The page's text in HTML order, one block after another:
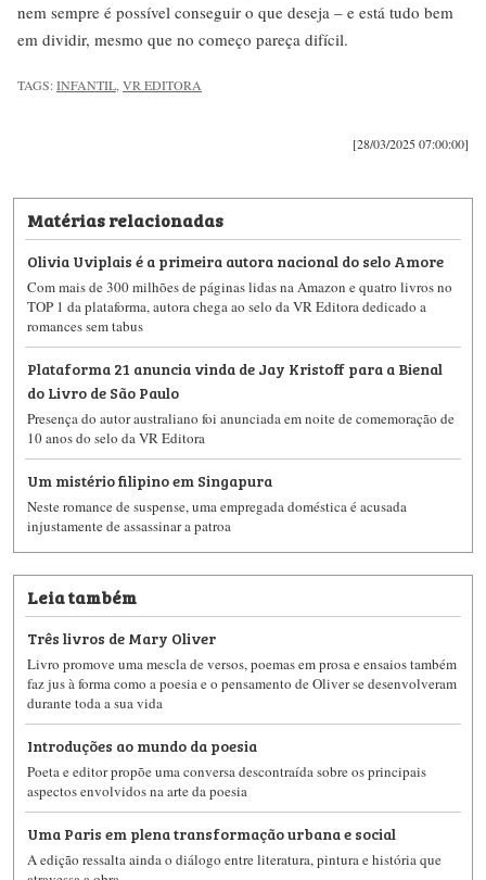
nem sempre é possível conseguir o que deseja – e está tudo bem
em dividir, mesmo que no começo pareça difícil.
TAGS:INFANTIL VR EDITORA
[28/03/2025 07:00:00]
Matérias relacionadas
Olivia Uviplais é a primeira autora nacional do selo Amore
Com mais de 300 milhões de páginas lidas na Amazon e quatro livros no
TOP 1 da plataforma, autora chega ao selo da VR Editora dedicado a
romances sem tabus
Plataforma 21 anuncia vinda de Jay Kristoff para a Bienal
do Livro de São Paulo
Presença do autor australiano foi anunciada em noite de comemoração de
10 anos do selo da VR Editora
Um mistério filipino em Singapura
Neste romance de suspense, uma empregada doméstica é acusada
injustamente de assassinar a patroa
Leia também
Três livros de Mary Oliver
Livro promove uma mescla de versos, poemas em prosa e ensaios também
faz jus à forma como a poesia e o pensamento de Oliver se desenvolveram
durante toda a sua vida
Introduções ao mundo da poesia
Poeta e editor propõe uma conversa descontraída sobre os principais
aspectos envolvidos na arte da poesia
Uma Paris em plena transformação urbana e social
A edição ressalta ainda o diálogo entre literatura, pintura e história que